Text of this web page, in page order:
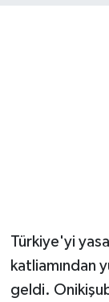
Türkiye'yi
katliamından
geldi.